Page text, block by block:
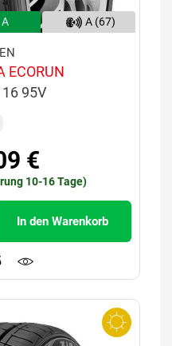
A A (67)
ECORUN
95V
€
10-16 Tage)
In den Warenkorb